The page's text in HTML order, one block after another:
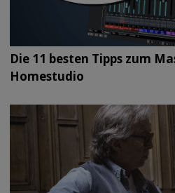
Die 11 besten Tipps zum
Homestudio